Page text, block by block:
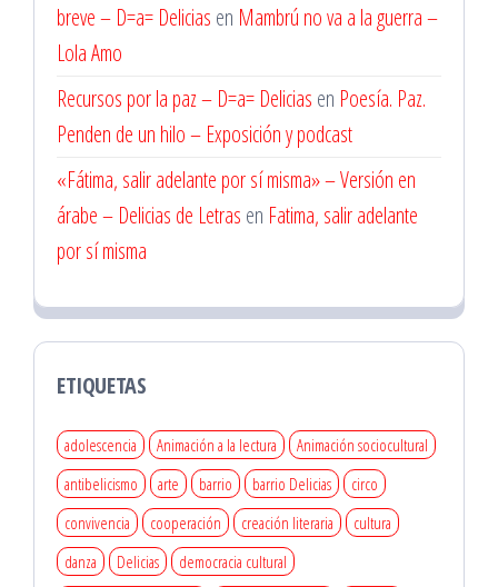
breve – D=a= Delicias en Mambrú no va a la guerra –
Lola Amo
Recursos por la paz – D=a= Delicias en Poesía. Paz.
Penden de un hilo – Exposición y podcast
«Fátima, salir adelante por sí misma» – Versión en
árabe – Delicias de Letras en Fatima, salir adelante
por sí misma
ETIQUETAS
adolescencia Animación a la lectura
Animación sociocultural
antibelicismo
arte barrio barrio Delicias
circo
convivencia
cooperación creación literaria
cultura
danza
Delicias
democracia cultural